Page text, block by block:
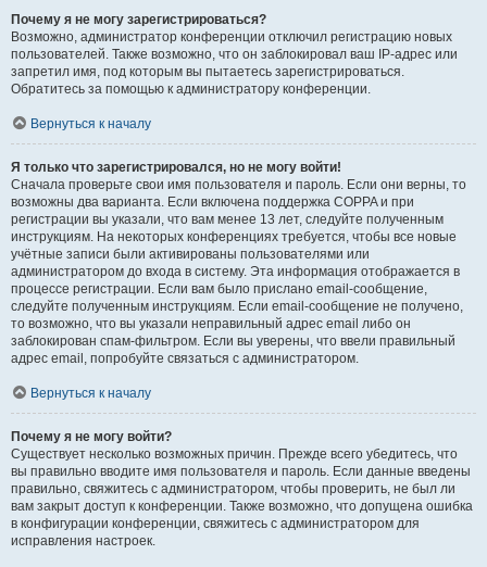
Почему я не могу зарегистрироваться?
Возможно, администратор конференции отключил регистрацию новых
пользователей. Также возможно, что он заблокировал ваш IP-адрес или
запретил имя, под которым вы пытаетесь зарегистрироваться.
Обратитесь за помощью к администратору конференции.
Вернуться к началу
Я только что зарегистрировался, но не могу войти!
Сначала проверьте свои имя пользователя и пароль. Если они верны, то
возможны два варианта. Если включена поддержка COPPA и при
регистрации вы указали, что вам менее 13 лет, следуйте полученным
инструкциям. На некоторых конференциях требуется, чтобы все новые
учётные записи были активированы пользователями или
администратором до входа в систему. Эта информация отображается в
процессе регистрации. Если вам было прислано email-сообщение,
следуйте полученным инструкциям. Если email-сообщение не получено,
то возможно, что вы указали неправильный адрес email либо он
заблокирован спам-фильтром. Если вы уверены, что ввели правильный
адрес email, попробуйте связаться с администратором.
Вернуться к началу
Почему я не могу войти?
Существует несколько возможных причин. Прежде всего убедитесь, что
вы правильно вводите имя пользователя и пароль. Если данные введены
правильно, свяжитесь с администратором, чтобы проверить, не был ли
вам закрыт доступ к конференции. Также возможно, что допущена ошибка
в конфигурации конференции, свяжитесь с администратором для
исправления настроек.